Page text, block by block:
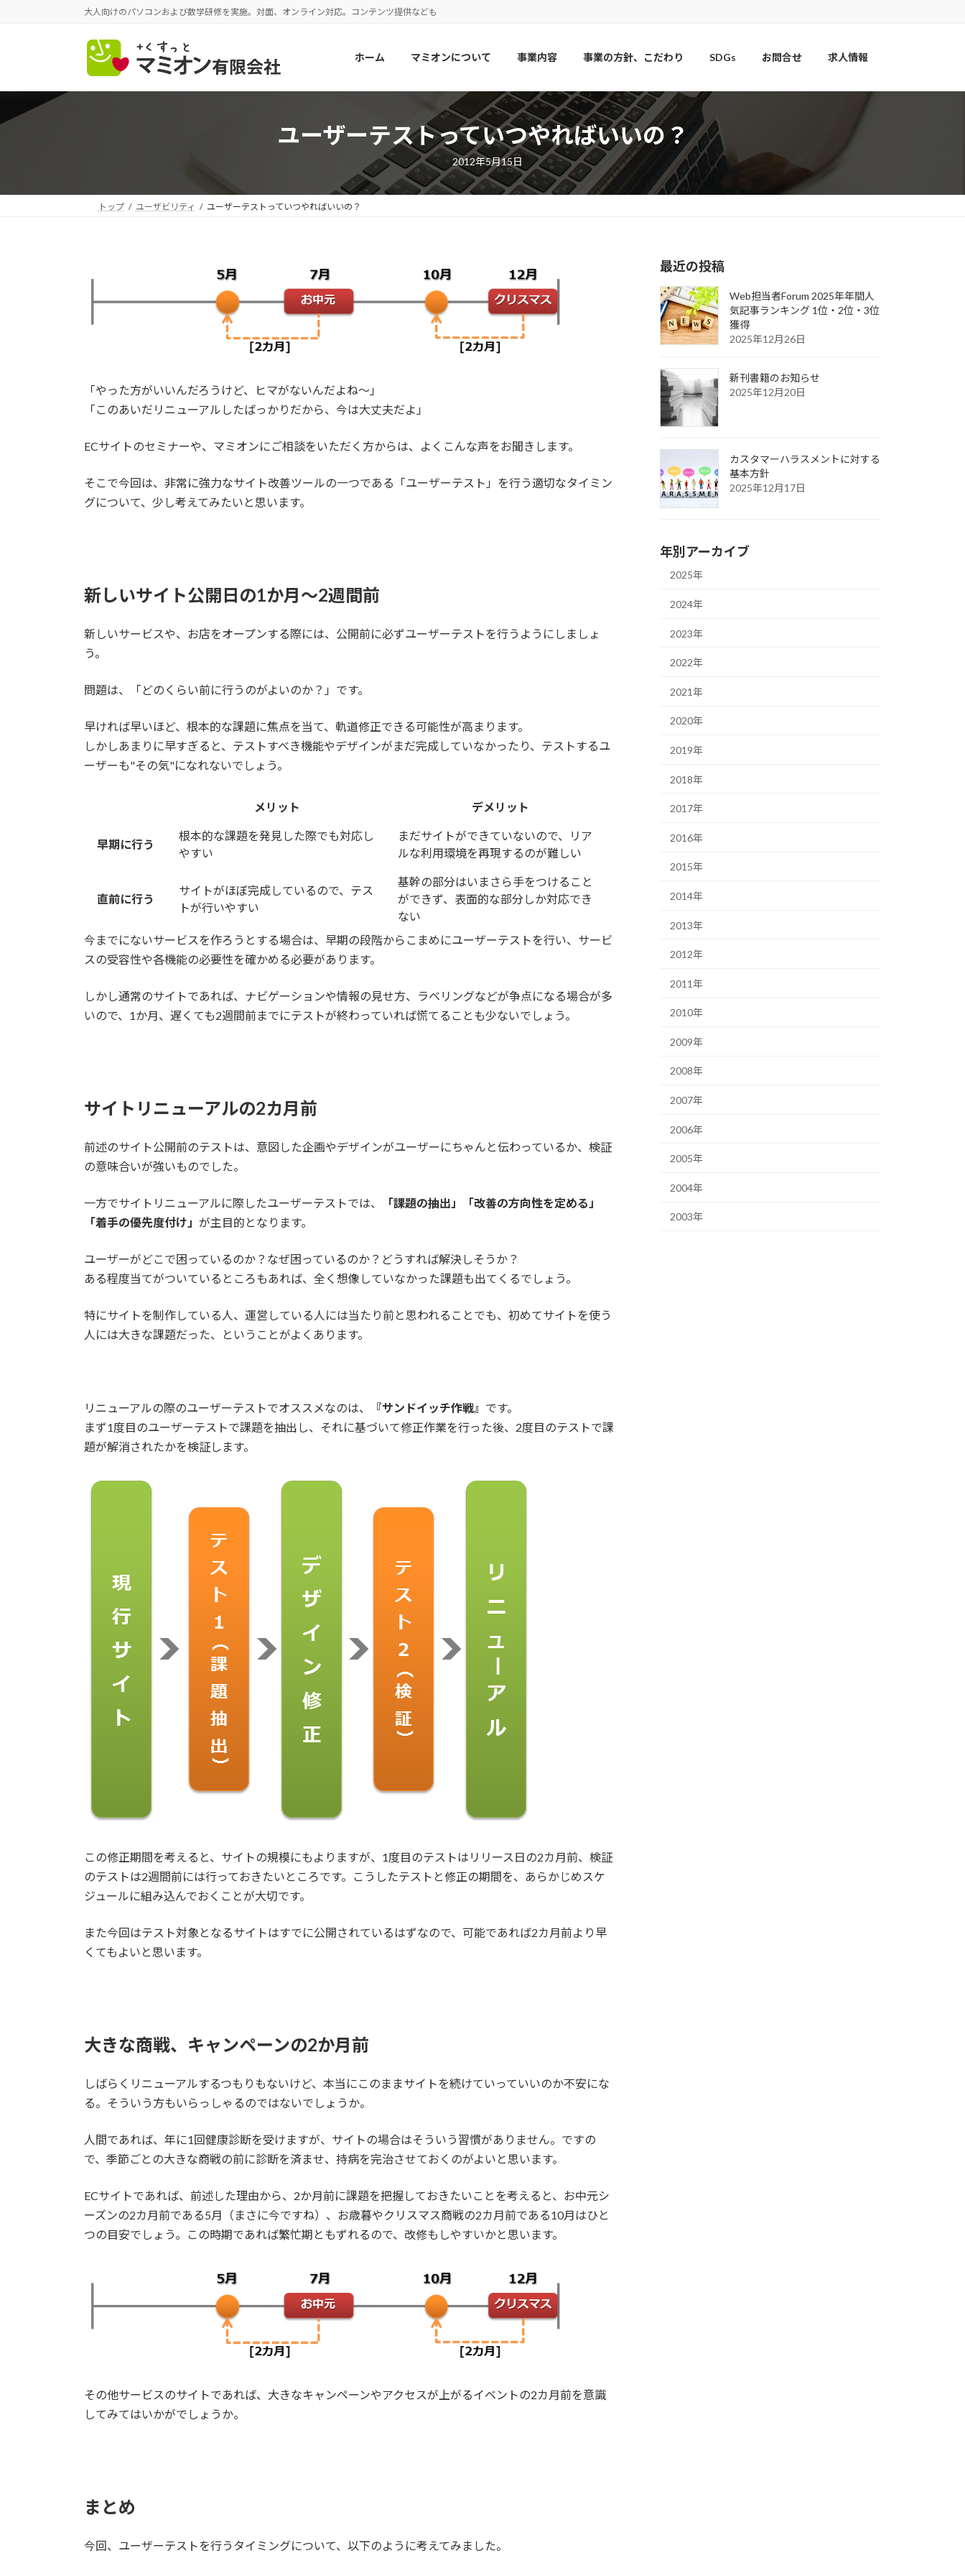
へ
キ
ョ
に
大人向けのパソコンおよび数学研修を実施。対面、オンライン対応。コンテンツ提供なども
ホーム マミオンについて 事業内容 事業の方針、こだわり SDGs お問合せ 求人情報
ユーザーテストっていつやればいいの？
2012年5月15日
トップ ユーザビリティ ユーザーテストっていつやればいいの？
「やった方がいいんだろうけど、ヒマがないんだよね～」
「このあいだリニューアルしたばっかりだから、今は大丈夫だよ」
ECサイトのセミナーや、マミオンにご相談をいただく方からは、よくこんな声をお聞きします。
そこで今回は、非常に強力なサイト改善ツールの一つである「ユーザーテスト」を行う適切なタイミン
グについて、少し考えてみたいと思います。
新しいサイト公開日の1か月～2週間前
新しいサービスや、お店をオープンする際には、公開前に必ずユーザーテストを行うようにしましょ
う。
問題は、「どのくらい前に行うのがよいのか？」です。
早ければ早いほど、根本的な課題に焦点を当て、軌道修正できる可能性が高まります。
しかしあまりに早すぎると、テストすべき機能やデザインがまだ完成していなかったり、テストするユ
ーザーも"その気"になれないでしょう。
メリット デメリット
早期に行う
根本的な課題を発見した際でも対応し
やすい
まだサイトができていないので、リア
ルな利用環境を再現するのが難しい
直前に行う
サイトがほぼ完成しているので、テス
トが行いやすい
基幹の部分はいまさら手をつけること
ができず、表面的な部分しか対応でき
ない
今までにないサービスを作ろうとする場合は、早期の段階からこまめにユーザーテストを行い、サービ
スの受容性や各機能の必要性を確かめる必要があります。
しかし通常のサイトであれば、ナビゲーションや情報の見せ方、ラベリングなどが争点になる場合が多
いので、1か月、遅くても2週間前までにテストが終わっていれば慌てることも少ないでしょう。
サイトリニューアルの2カ月前
前述のサイト公開前のテストは、意図した企画やデザインがユーザーにちゃんと伝わっているか、検証
の意味合いが強いものでした。
一方でサイトリニューアルに際したユーザーテストでは、
「課題の抽出」「改善の方向性を定める」
「着手の優先度付け」 が主目的となります。
ユーザーがどこで困っているのか？なぜ困っているのか？どうすれば解決しそうか？
ある程度当てがついているところもあれば、全く想像していなかった課題も出てくるでしょう。
特にサイトを制作している人、運営している人には当たり前と思われることでも、初めてサイトを使う
人には大きな課題だった、ということがよくあります。
リニューアルの際のユーザーテストでオススメなのは、 『サンドイッチ作戦』 です。
まず1度目のユーザーテストで課題を抽出し、それに基づいて修正作業を行った後、2度目のテストで課
題が解消されたかを検証します。
この修正期間を考えると、サイトの規模にもよりますが、1度目のテストはリリース日の2カ月前、検証
のテストは2週間前には行っておきたいところです。こうしたテストと修正の期間を、あらかじめスケ
ジュールに組み込んでおくことが大切です。
また今回はテスト対象となるサイトはすでに公開されているはずなので、可能であれば2カ月前より早
くてもよいと思います。
大きな商戦、キャンペーンの2か月前
しばらくリニューアルするつもりもないけど、本当にこのままサイトを続けていっていいのか不安にな
る。そういう方もいらっしゃるのではないでしょうか。
人間であれば、年に1回健康診断を受けますが、サイトの場合はそういう習慣がありません。ですの
で、季節ごとの大きな商戦の前に診断を済ませ、持病を完治させておくのがよいと思います。
ECサイトであれば、前述した理由から、2か月前に課題を把握しておきたいことを考えると、お中元シ
ーズンの2カ月前である5月（まさに今ですね）、お歳暮やクリスマス商戦の2カ月前である10月はひと
つの目安でしょう。この時期であれば繁忙期ともずれるので、改修もしやすいかと思います。
その他サービスのサイトであれば、大きなキャンペーンやアクセスが上がるイベントの2カ月前を意識
してみてはいかがでしょうか。
まとめ
今回、ユーザーテストを行うタイミングについて、以下のように考えてみました。
最近の投稿
Web担当者Forum 2025年年間人
気記事ランキング 1位・2位・3位
獲得
2025年12月26日
新刊書籍のお知らせ
2025年12月20日
カスタマーハラスメントに対する
基本方針
2025年12月17日
年別アーカイブ
2025年
2024年
2023年
2022年
2021年
2020年
2019年
2018年
2017年
2016年
2015年
2014年
2013年
2012年
2011年
2010年
2009年
2008年
2007年
2006年
2005年
2004年
2003年